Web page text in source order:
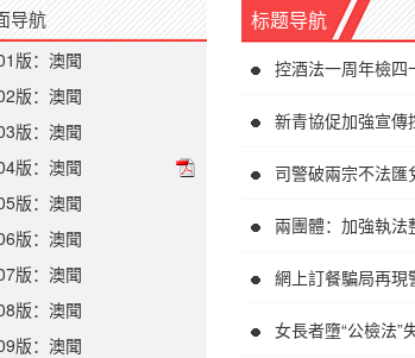
导航
版：澳聞
版：澳聞
版：澳聞
版：澳聞
版：澳聞
版：澳聞
版：澳聞
版：澳聞
版：澳聞
标题导航
控酒法一周年檢四
新青協促加強宣傳
司警破兩宗不法匯
兩團體：加強執法
網上訂餐騙局再現
女長者墮“公檢法”